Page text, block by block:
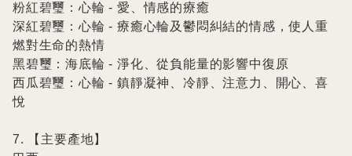
粉紅碧璽：心輪 - 愛、情感的療癒
深紅碧璽：心輪 - 療癒心輪及鬱悶糾結的情感，使人重
燃對生命的熱情
黑碧璽：海底輪 - 淨化、從負能量的影響中復原
西瓜碧璽：心輪 - 鎮靜凝神、冷靜、注意力、開心、喜
悅
7. 【主要產地】